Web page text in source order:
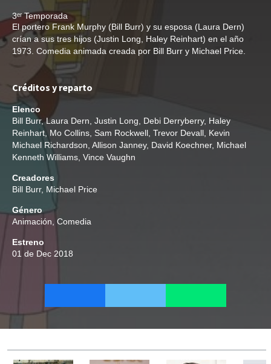
3ᵉʳ Temporada
El portero Frank Murphy (Bill Burr) y su esposa (Laura Dern)
crían a sus tres hijos (Justin Long, Haley Reinhart) en el año
1973. Comedia animada creada por Bill Burr y Michael Price.
Créditos y reparto
Elenco
Bill Burr,Laura Dern Justin Long Debi Derryberry, Haley
Reinhart Mo Collins Sam Rockwell Trevor Devall Kevin
Michael Richardson Allison Janney, David Koechner, Michael
Kenneth Williams Vince Vaughn
Creadores
Bill Burr, Michael Price
Género
Animación Comedia
Estreno
01 de Dec 2018